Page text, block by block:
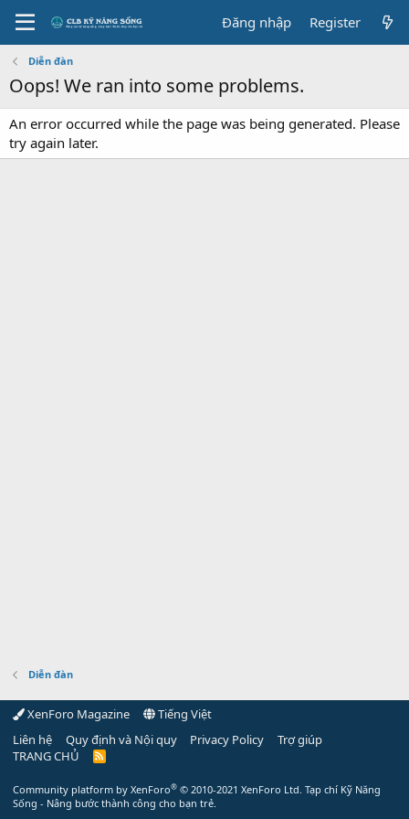
Đăng nhập Register
Diễn đàn
Oops! We ran into some problems.
An error occurred while the page was being generated. Please
try again later.
Diễn đàn
XenForo Magazine
Tiếng Việt
Liên hệ
Quy định và Nội quy Privacy Policy
Trợ giúp
TRANG CHỦ
R
Community platform by XenForo® © 2010-2021 XenForo Ltd. Tạp chí Kỹ Năng
Sống - Nâng bước thành công cho bạn trẻ.